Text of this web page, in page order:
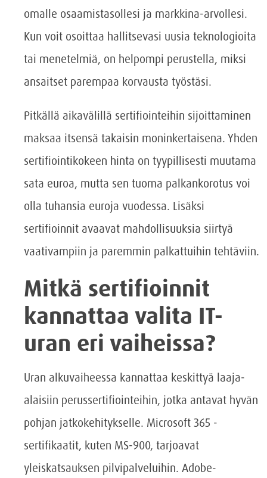
omalle osaamistasollesi ja markkina-arvollesi.
Kun voit osoittaa hallitsevasi uusia teknologioita
tai menetelmiä, on helpompi perustella, miksi
ansaitset parempaa korvausta työstäsi.
Pitkällä aikavälillä sertifiointeihin sijoittaminen
maksaa itsensä takaisin moninkertaisena. Yhden
sertifiointikokeen hinta on tyypillisesti muutama
sata euroa, mutta sen tuoma palkankorotus voi
olla tuhansia euroja vuodessa. Lisäksi
sertifioinnit avaavat mahdollisuuksia siirtyä
vaativampiin ja paremmin palkattuihin tehtäviin.
Mitkä sertifioinnit
kannattaa valita IT-
uran eri vaiheissa?
Uran alkuvaiheessa kannattaa keskittyä laaja-
alaisiin perussertifiointeihin, jotka antavat hyvän
pohjan jatkokehitykselle. Microsoft 365 -
sertifikaatit, kuten MS-900, tarjoavat
yleiskatsauksen pilvipalveluihin. Adobe-